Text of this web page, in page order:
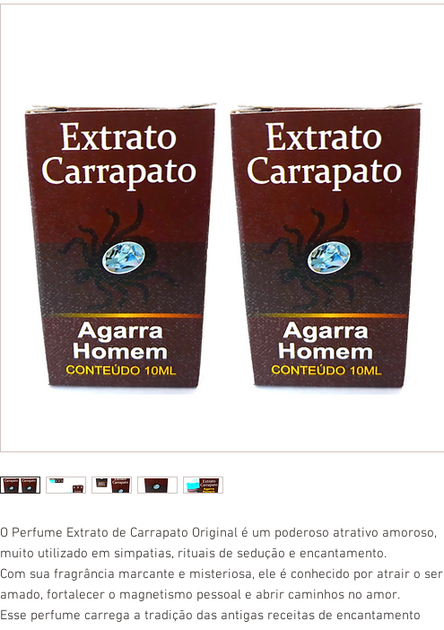
O Perfume Extrato de Carrapato Original é um poderoso atrativo amoroso,
muito utilizado em simpatias, rituais de sedução e encantamento.
Com sua fragrância marcante e misteriosa, ele é conhecido por atrair o ser
amado, fortalecer o magnetismo pessoal e abrir caminhos no amor.
Esse perfume carrega a tradição das antigas receitas de encantamento